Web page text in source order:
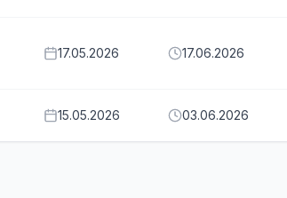
17.05.2026 17.06.2026
15.05.2026 03.06.2026